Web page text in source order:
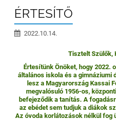
ÉRTESÍTŐ
2022.10.14.
Tisztelt Szülők,
Értesítünk Önöket, hogy 2022.
általános iskola és a
lesz a Magyarország Kassai
megvalósuló 1956-os,
befejeződik a tanítás. A
az ebédet sem tudjuk a diákok
Az óvoda korlátozások nélkül fog